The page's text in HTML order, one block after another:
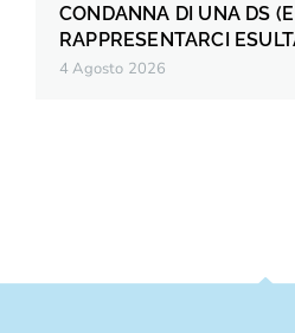
CONDANNA DI UNA DS
RAPPRESENTARCI
4 Agosto 2026